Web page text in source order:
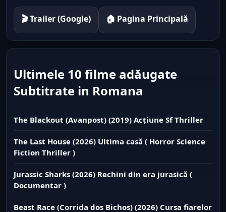
🎬 Trailer (Google) 🏠 Pagina Principală
Ultimele 10 filme adăugate
Subtitrate in Romana
The Blackout (Avanpost) (2019) Acțiune Sf Thriller
The Last House (2026) Ultima casă ( Horror Science
Fiction Thriller )
Jurassic Sharks (2026) Rechini din era jurasică (
Documentar )
Beast Race (Corrida dos Bichos) (2026) Cursa fiarelor